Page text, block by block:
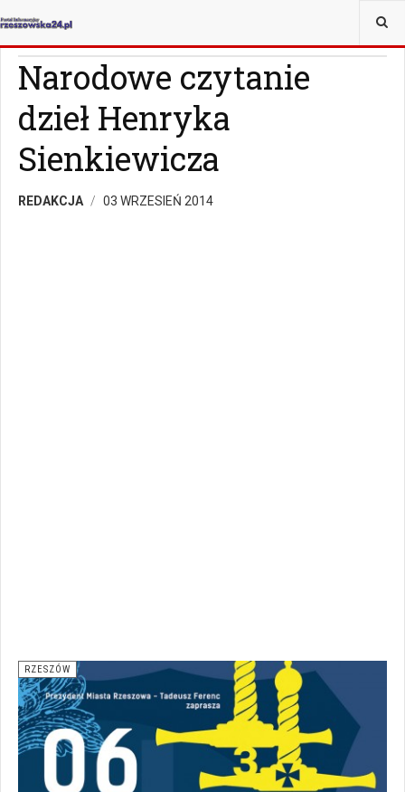
JESTEŚ TUTAJ:
Narodowe czytanie
dzieł Henryka
Sienkiewicza
REDAKCJA 03 WRZESIEŃ 2014
RZESZÓW